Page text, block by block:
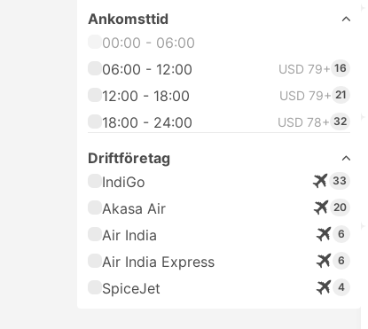
Ankomsttid
00:00 - 06:00
06:00 - 12:00
USD 79+ 16
12:00 - 18:00 USD 79+ 21
18:00 - 24:00 USD 78+ 32
Driftföretag
IndiGo
33
Akasa Air 20
Air India 6
Air India Express 6
SpiceJet 4